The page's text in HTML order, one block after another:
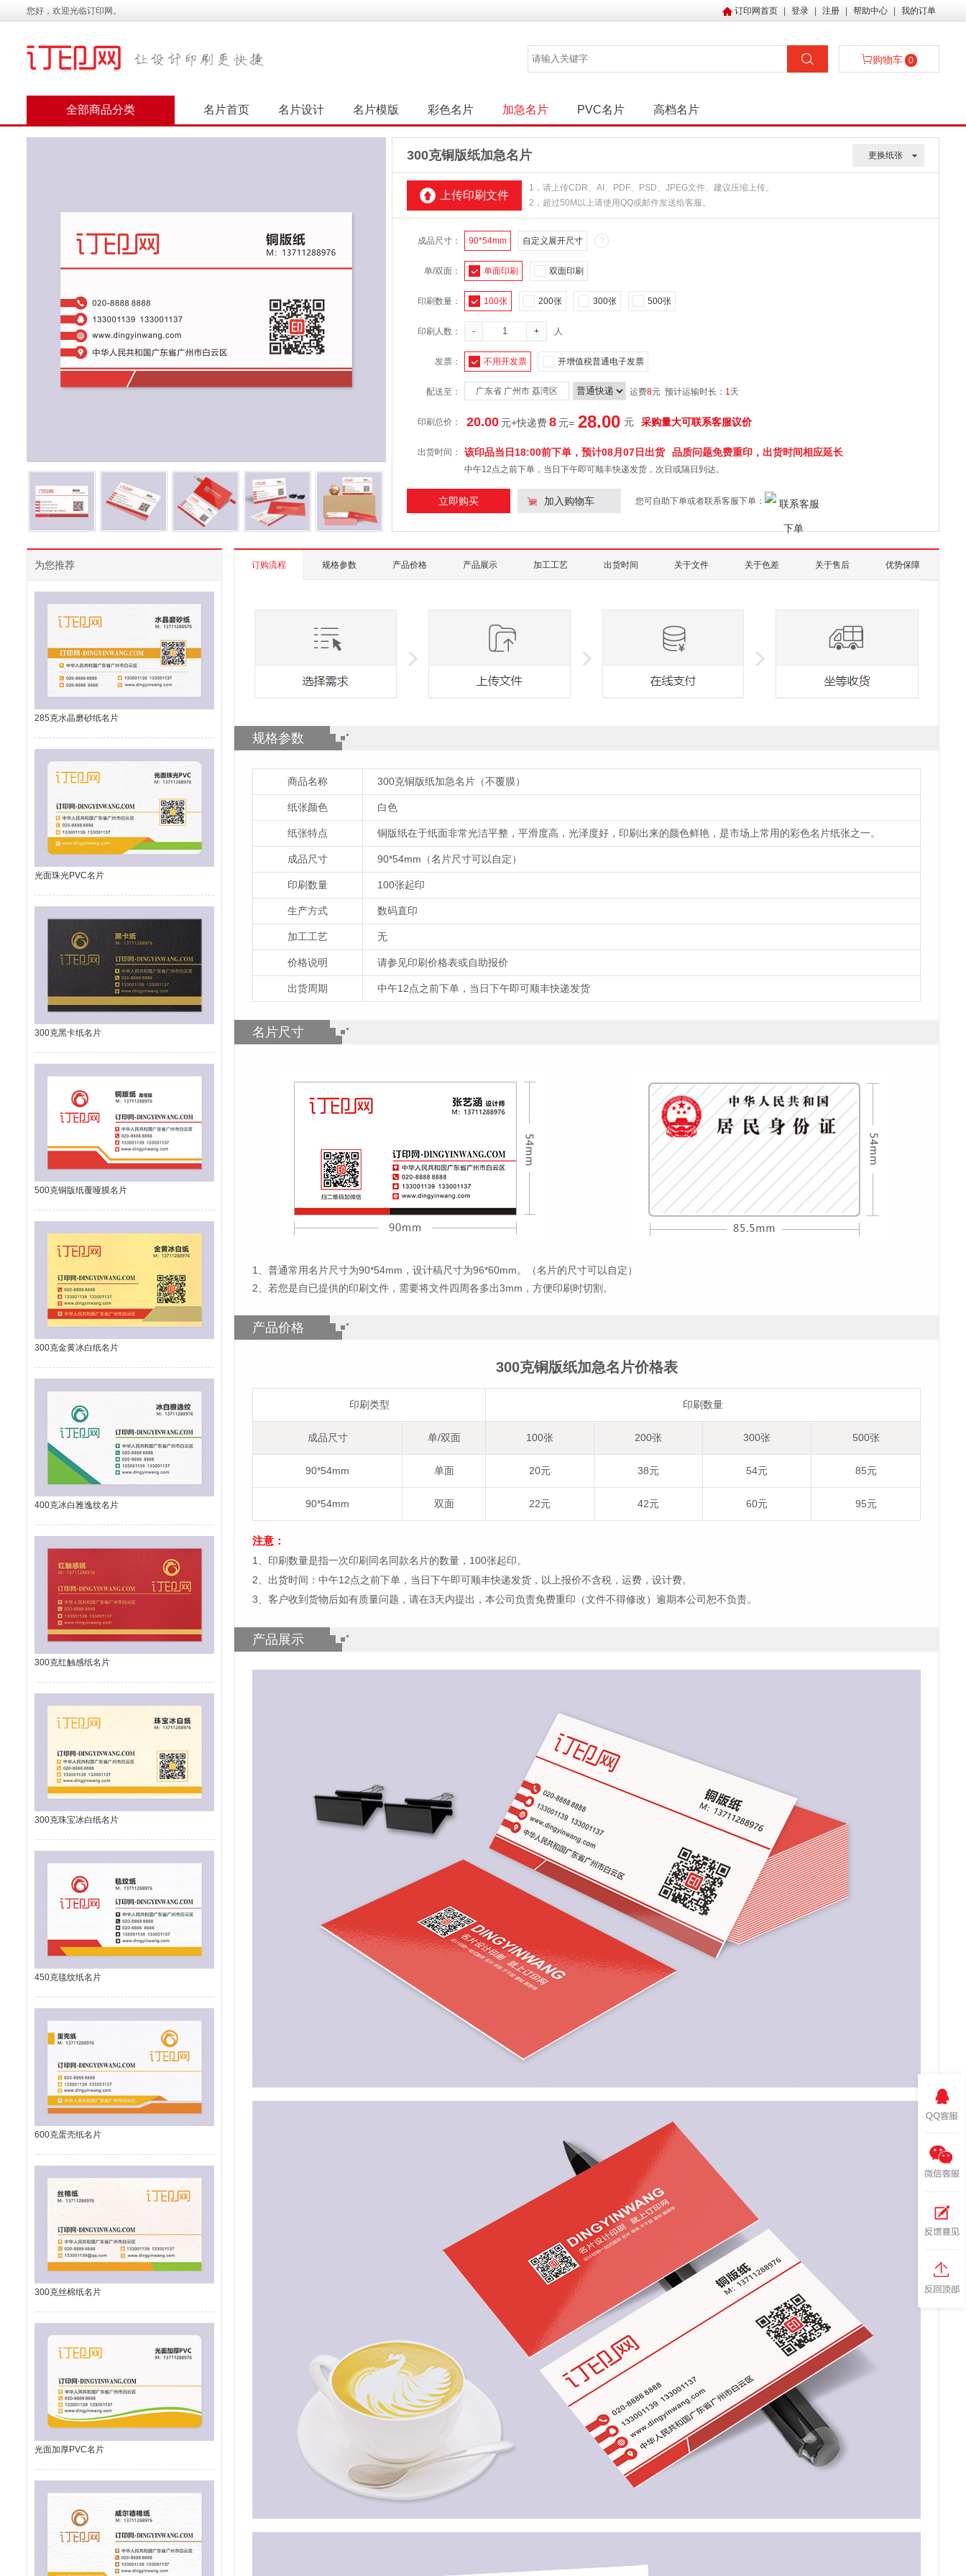
您好，欢迎光临订印网。 订印网首页 登录 注册 帮助中心 我的订单
购物车 0
全部商品分类 名片首页 名片设计 名片模版 彩色名片 加急名片 PVC名片 高档名片
300克铜版纸加急名片 更换纸张
上传印刷文件
1，请上传CDR、AI、PDF、PSD、JPEG文件、建议压缩上传。
2，超过50M以上请使用QQ或邮件发送给客服。
成品尺寸： 90*54mm 自定义展开尺寸 ?
单/双面： 单面印刷 双面印刷
印刷数量： 100张 200张 300张 500张
印刷人数： - + 人
发票： 不用开发票 开增值税普通电子发票
配送至： 广东省 广州市 荔湾区 运费8元 预计运输时长： 1天
印刷总价： 20.00 元+快递费8 元= 28.00 元 采购量大可联系客服议价
出货时间： 该印品当日18:00前下单，预计08月07日 出货 品质问题免费重印，出货时间相应延长
中午12点之前下单，当日下午即可顺丰快递发货，次日或隔日到达。
立即购买 加入购物车 您可自助下单或者联系客服下单：
为您推荐
285克水晶磨砂纸名片
光面珠光PVC名片
300克黑卡纸名片
500克铜版纸覆哑膜名片
300克金黄冰白纸名片
400克冰白雅逸纹名片
300克红触感纸名片
300克珠宝冰白纸名片
450克毯纹纸名片
600克蛋壳纸名片
300克丝棉纸名片
光面加厚PVC名片
订购流程 规格参数 产品价格 产品展示 加工工艺 出货时间 关于文件 关于色差 关于售后 优势保障
规格参数
商品名称 300克铜版纸加急名片（不覆膜）
纸张颜色 白色
纸张特点 铜版纸在于纸面非常光洁平整，平滑度高，光泽度好，印刷出来的颜色鲜艳，是市场上常用的彩色名片纸张之一。
成品尺寸 90*54mm（名片尺寸可以自定）
印刷数量 100张起印
生产方式 数码直印
加工工艺 无
价格说明 请参见印刷价格表或自助报价
出货周期 中午12点之前下单，当日下午即可顺丰快递发货
名片尺寸
1
普通常用名片尺寸为90*54mm，设计稿尺寸为96*60mm。（名片的尺寸可以自定）
2、若您是自已提供的印刷文件，需要将文件四周各多出3mm，方便印刷时切割。
产品价格
300克铜版纸加急名片价格表
印刷类型 印刷数量
成品尺寸 单/双面 100张 200张 300张 500张
90*54mm 单面 20元 38元 54元 85元
90*54mm 双面 22元 42元 60元 95元
注意：
1、印刷数量是指一次印刷同名同款名片的数量，100张起印。
2、出货时间：中午12点之前下单，当日下午即可顺丰快递发货，以上报价不含税，运费，设计费。
3、客户收到货物后如有质量问题，请在3天内提出，本公司负责免费重印（文件不得修改）逾期本公司恕不负责。
产品展示